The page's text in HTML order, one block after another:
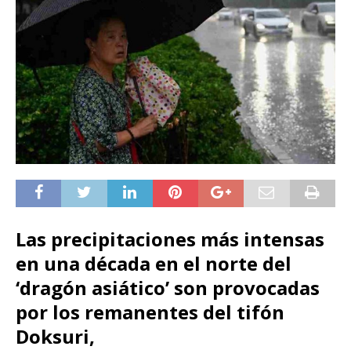
Las precipitaciones más intensas
en una década en el norte del
‘dragón asiático’ son provocadas
por los remanentes del tifón
Doksuri,